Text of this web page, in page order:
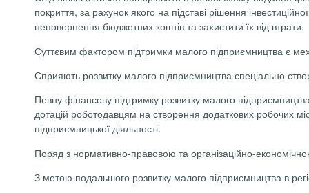
покриття, за рахунок якого на підставі рішення
неповернення бюджетних коштів та захистити їх від втрати.
Суттєвим фактором підтримки малого підприємництва є
Сприяють розвитку малого підприємництва спеціально
Певну фінансову підтримку розвитку малого
дотацій роботодавцям на створення додаткових робочих
підприємницької діяльності.
Поряд з нормативно-правовою та організаційно-
З метою подальшого розвитку малого підприємництва в